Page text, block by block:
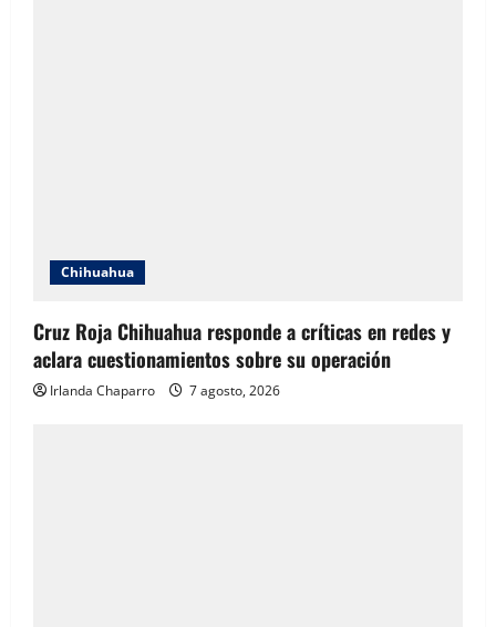
Chihuahua
Cruz Roja Chihuahua responde a críticas en redes y
aclara cuestionamientos sobre su operación
Irlanda Chaparro 7 agosto, 2026